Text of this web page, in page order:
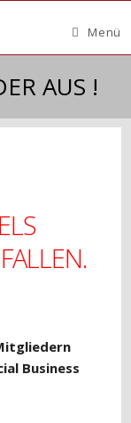
Menü
AUS !
Business